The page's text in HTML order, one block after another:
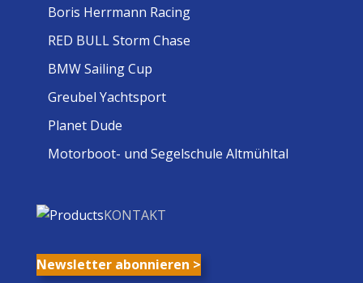
Boris Herrmann Racing
RED BULL Storm Chase
BMW Sailing Cup
Greubel Yachtsport
Planet Dude
Motorboot- und Segelschule Altmühltal
KONTAKT
Newsletter abonnieren >